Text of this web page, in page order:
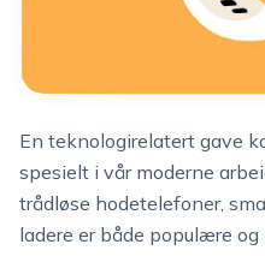
En teknologirelatert gave
spesielt i vår moderne
trådløse hodetelefoner,
ladere er både populære og